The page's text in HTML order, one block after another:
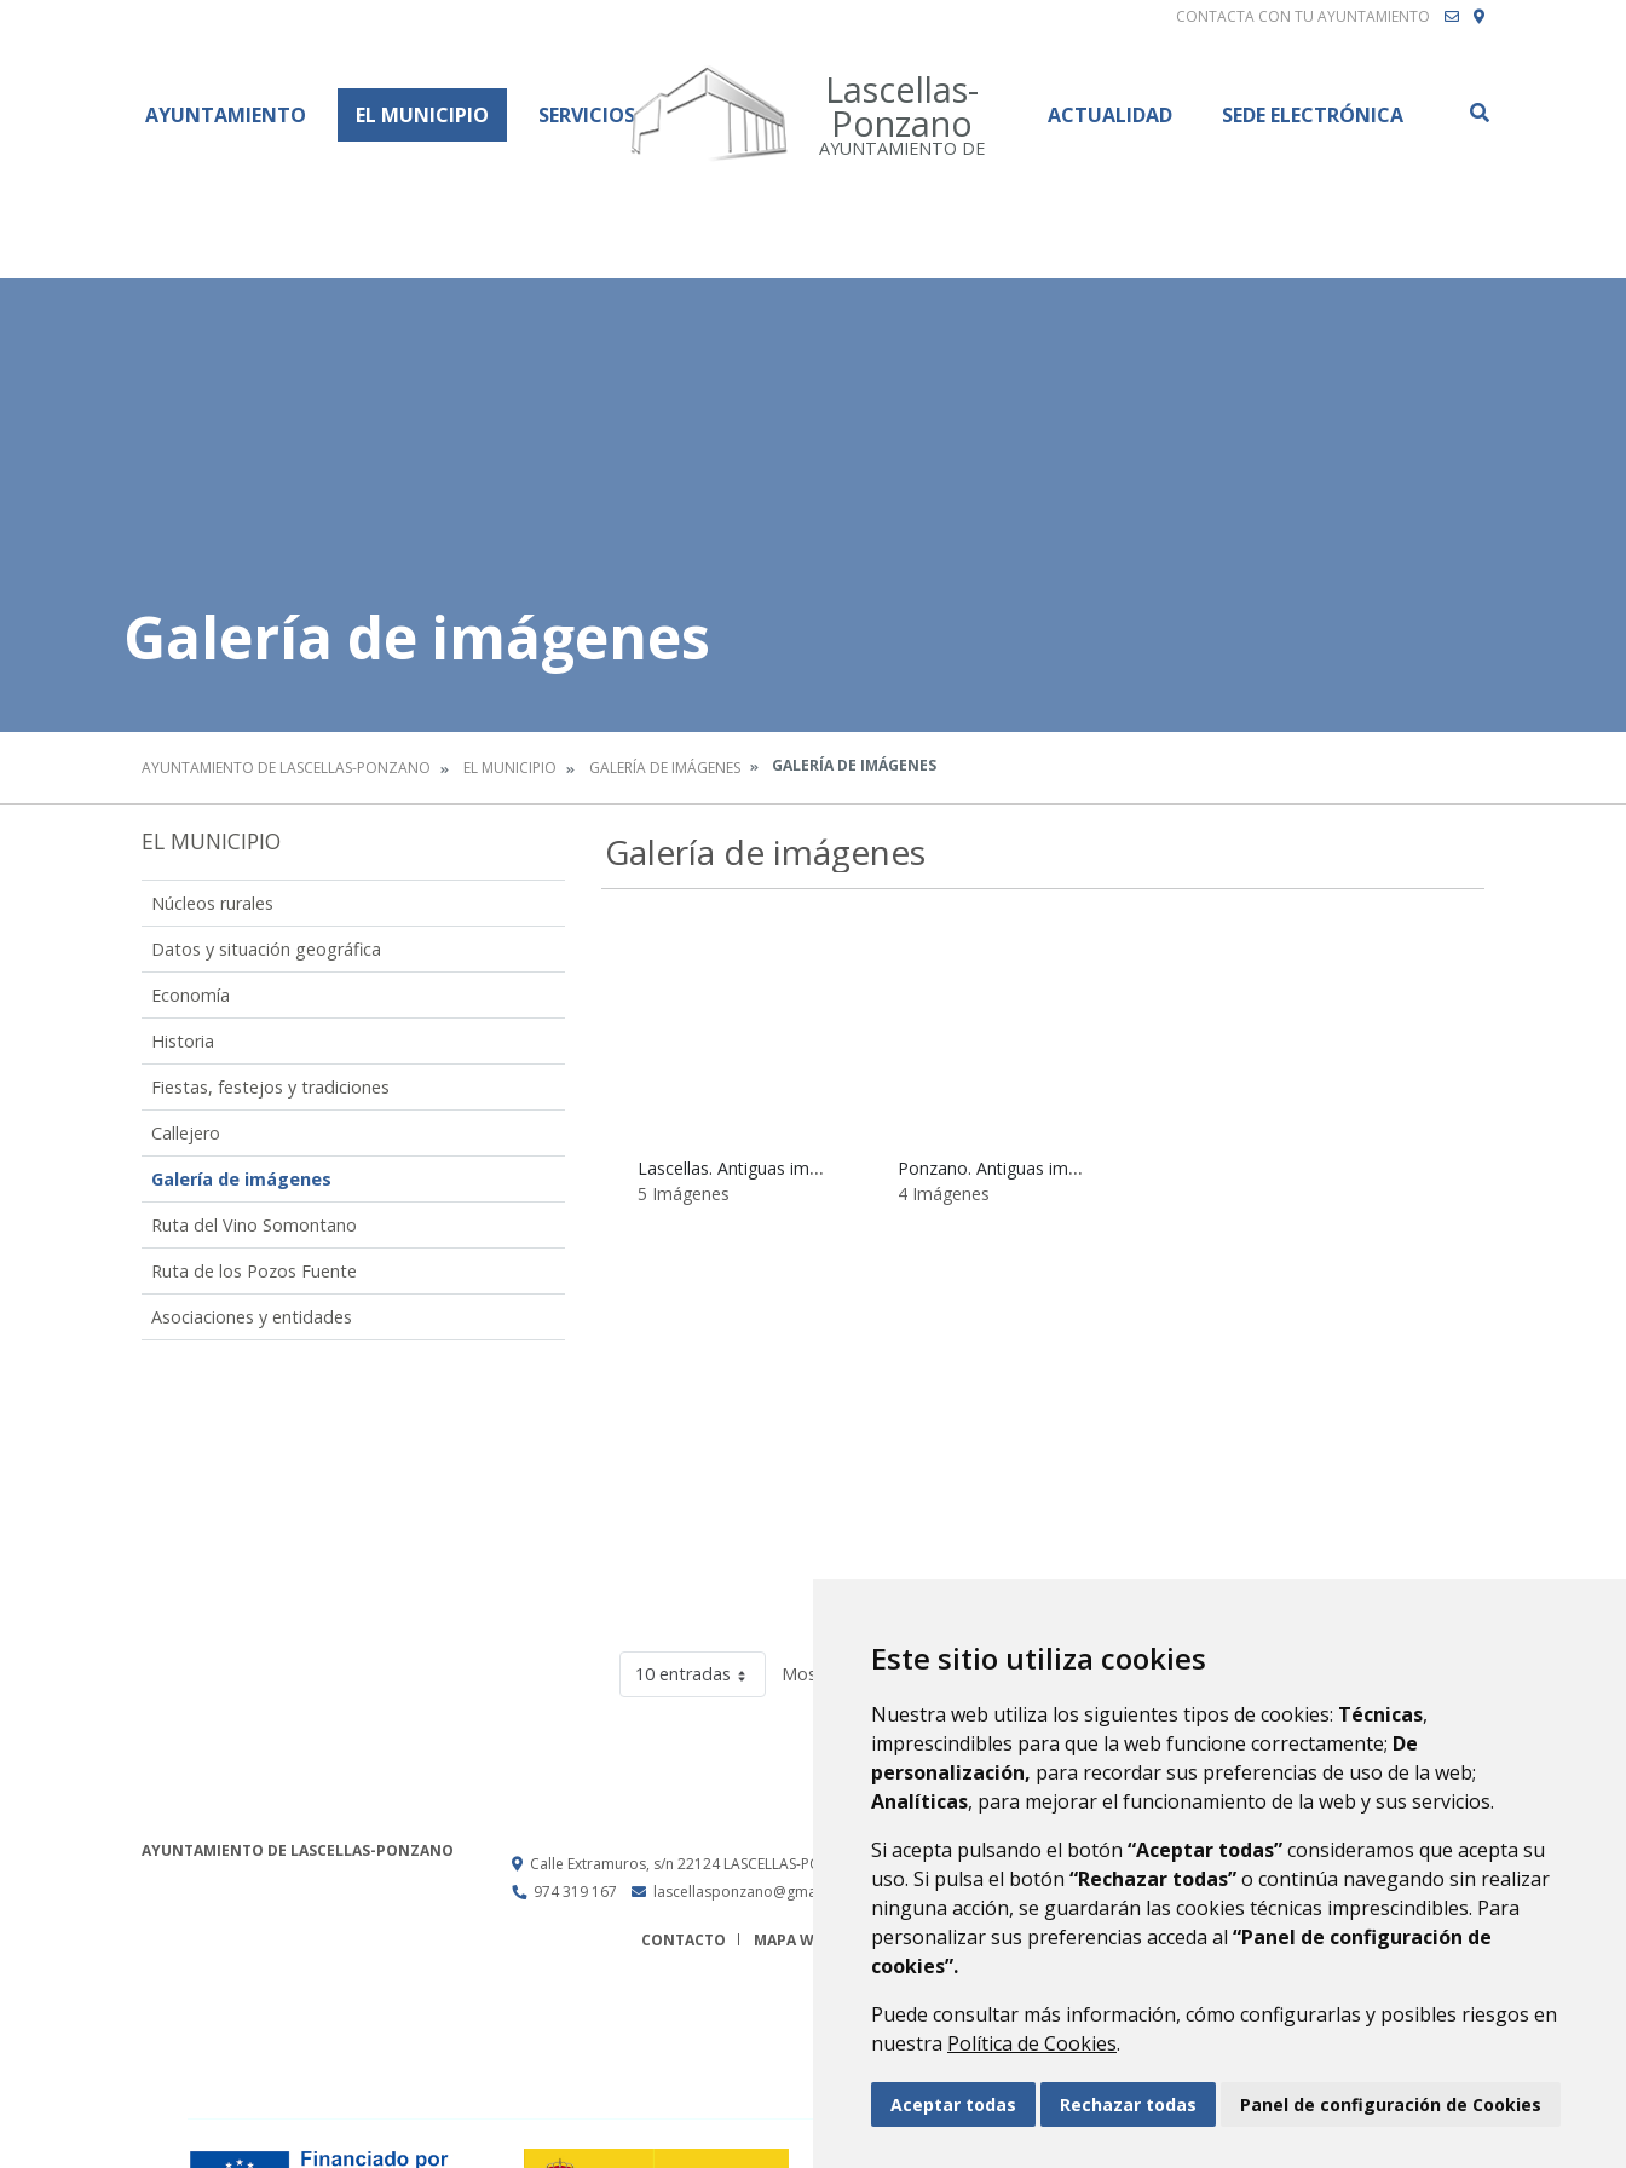
Este sitio utiliza cookies
Nuestra web utiliza los siguientes tipos de cookies: Técnicas,
imprescindibles para que la web funcione correctamente; De
personalización, para recordar sus preferencias de uso de la web;
Analíticas, para mejorar el funcionamiento de la web y sus servicios.
Si acepta pulsando el botón “Aceptar todas”consideramos que acepta su
uso. Si pulsa el botón “Rechazar todas”o continúa navegando sin realizar
ninguna acción, se guardarán las cookies técnicas imprescindibles. Para
personalizar sus preferencias acceda al “Panel de configuración de
cookies”.
Puede consultar más información, cómo configurarlas y posibles riesgos en
nuestra Política de Cookies.
Aceptar todas Rechazar todas Panel de configuración de Cookies
CONTACTA CON TU AYUNTAMIENTO
Lascellas-
Ponzano
AYUNTAMIENTO DE
AYUNTAMIENTO EL MUNICIPIO SERVICIOS ACTUALIDAD SEDE ELECTRÓNICA
Galería de imágenes
AYUNTAMIENTO DE LASCELLAS-PONZANO EL MUNICIPIO GALERÍA DE IMÁGENES GALERÍA DE IMÁGENES
EL MUNICIPIO
Núcleos rurales
Datos y situación geográfica
Economía
Historia
Fiestas, festejos y tradiciones
Callejero
Galería de imágenes
Ruta del Vino Somontano
Ruta de los Pozos Fuente
Asociaciones y entidades
Galería de imágenes
Lascellas. Antiguas imágenes
5 Imágenes
Ponzano. Antiguas imágenes
4 Imágenes
10 entradas Mostrando el intervalo 1 - 10 de 82 resultados.
AYUNTAMIENTO DE LASCELLAS-PONZANO
Calle Extramuros, s/n 22124 LASCELLAS-PONZANO (HUESCA) - ARAGÓN (ESPAÑA)
974 319 167
lascellasponzano@gmail.com
CONTACTO MAPA WEB AVISO LEGAL PROTECCIÓN DE DATOS ACCESIBILIDAD POLÍTICA DE COOKIES